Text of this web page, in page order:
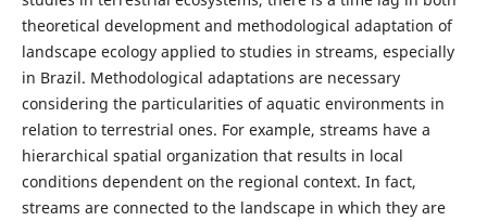
theoretical development and methodological adaptation of
landscape ecology applied to studies in streams, especially
in Brazil. Methodological adaptations are necessary
considering the particularities of aquatic environments in
relation to terrestrial ones. For example, streams have a
hierarchical spatial organization that results in local
conditions dependent on the regional context. In fact,
streams are connected to the landscape in which they are